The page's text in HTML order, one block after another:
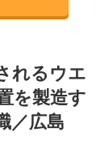
れるウエ
を製造す
／広島